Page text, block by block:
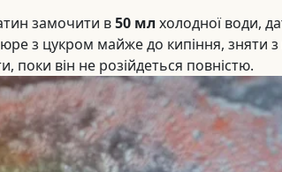
замочити в50 мл холодної води,
з цукром майже до кипіння, зняти
поки він не розійдеться повністю.